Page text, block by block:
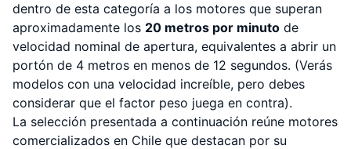
dentro de esta categoría a los motores que superan
aproximadamente los 20 metros por minuto de
velocidad nominal de apertura, equivalentes a abrir un
portón de 4 metros en menos de 12 segundos. (Verás
modelos con una velocidad increíble, pero debes
considerar que el factor peso juega en contra).
La selección presentada a continuación reúne motores
comercializados en Chile que destacan por su